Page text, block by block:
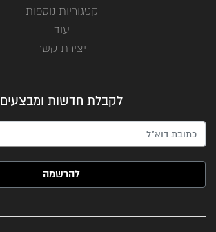
קטגוריות נוספות
עוד
יצירת קשר
לקבלת חדשות ומבצעים
האימייל שלך (חובה)